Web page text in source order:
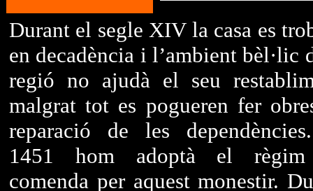
Durant el segle XIV la casa es
en decadència i l’ambient bèl·lic
regió no ajudà el seu
malgrat tot es pogueren fer
reparació de les
1451 hom adoptà el
comenda per aquest monestir.